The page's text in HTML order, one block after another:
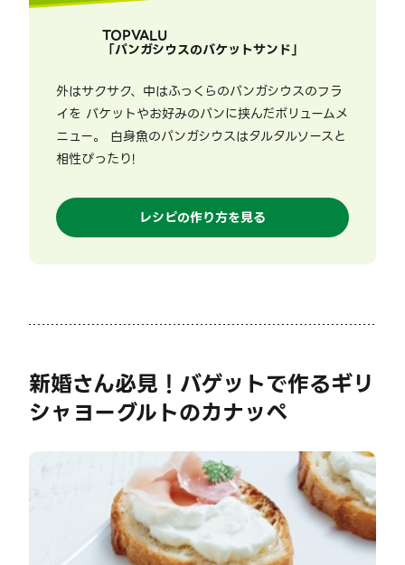
TOPVALU
「パンガシウスのバケットサンド」
外はサクサク、中はふっくらのパンガシウスのフラ
イを バケットやお好みのパンに挟んだボリュームメ
ニュー。 白身魚のパンガシウスはタルタルソースと
相性ぴったり!
レシピの作り方を見る
新婚さん必見！バゲットで作るギリ
シャヨーグルトのカナッペ